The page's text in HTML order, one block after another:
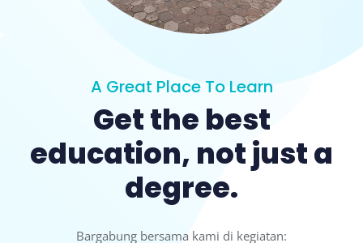
A Great Place To Learn
Get the best
education, not just a
degree.
Bargabung bersama kami di kegiatan: